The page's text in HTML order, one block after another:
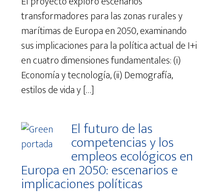
transformadores para las zonas rurales y
marítimas de Europa en 2050, examinando
sus implicaciones para la política actual de I+i
en cuatro dimensiones fundamentales: (i)
Economía y tecnología, (ii) Demografía,
estilos de vida y […]
El futuro de las
competencias y los
empleos ecológicos en
Europa en 2050: escenarios e
implicaciones políticas